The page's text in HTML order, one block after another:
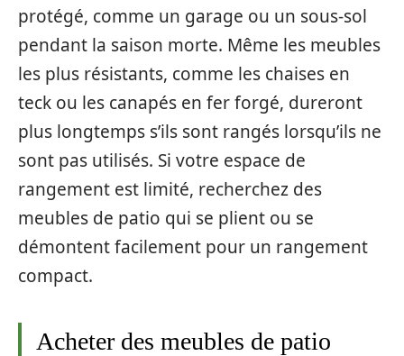
protégé, comme un garage ou un sous-sol
pendant la saison morte. Même les meubles
les plus résistants, comme les chaises en
teck ou les canapés en fer forgé, dureront
plus longtemps s’ils sont rangés lorsqu’ils ne
sont pas utilisés. Si votre espace de
rangement est limité, recherchez des
meubles de patio qui se plient ou se
démontent facilement pour un rangement
compact.
Acheter des meubles de patio